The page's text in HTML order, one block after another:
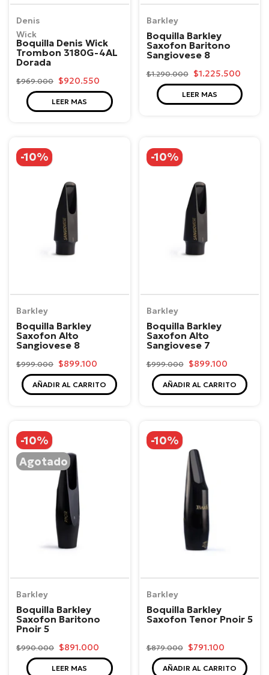
Denis
Wick
Boquilla Denis Wick
Trombon 3180G-4AL
Dorada
$969.000 $920.550
LEER MAS
Barkley
Boquilla Barkley
Saxofon Baritono
Sangiovese 8
$1.290.000 $1.225.500
LEER MAS
-10%
Barkley
Boquilla Barkley
Saxofon Alto
Sangiovese 8
$999.000 $899.100
AÑADIR AL CARRITO
-10%
Barkley
Boquilla Barkley
Saxofon Alto
Sangiovese 7
$999.000 $899.100
AÑADIR AL CARRITO
-10%
Agotado
Barkley
Boquilla Barkley
Saxofon Baritono
Pnoir 5
$990.000 $891.000
LEER MAS
-10%
Barkley
Boquilla Barkley
Saxofon Tenor Pnoir 5
$879.000 $791.100
AÑADIR AL CARRITO